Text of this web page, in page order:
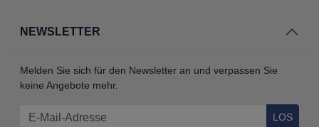
NEWSLETTER
Melden Sie sich für den Newsletter an und verpassen Sie
keine Angebote mehr.
LOS